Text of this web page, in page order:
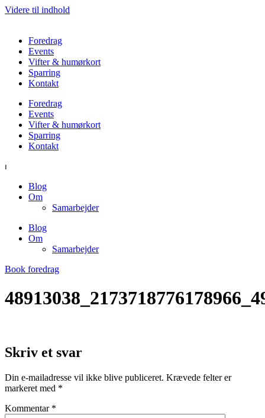
Videre til indhold
Foredrag
Events
Vifter & humørkort
Sparring
Kontakt
Foredrag
Events
Vifter & humørkort
Sparring
Kontakt
⏐
Blog
Om
Samarbejder
Blog
Om
Samarbejder
Book foredrag
Skriv et svar
Din e-mailadresse vil ikke blive publiceret. Krævede felter er
markeret med *
Kommentar *